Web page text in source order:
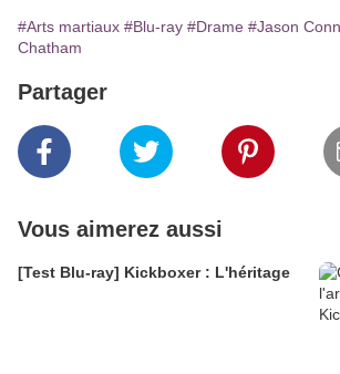
#Arts martiaux #Blu-ray #Drame #Jason
Chatham
Partager
Vous aimerez aussi
[Test Blu-ray] Kickboxer : L'héritage